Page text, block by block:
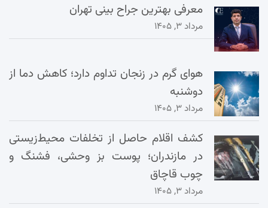
معرفی بهترین جراح بینی تهران
مرداد ۳, ۱۴۰۵
هوای گرم در زنجان تداوم دارد؛ کاهش دما از
دوشنبه
مرداد ۳, ۱۴۰۵
کشف اقلام حاصل از تخلفات محیط‌زیستی
در مازندران؛ پوست بز وحشی، فشنگ و
چوب قاچاق
مرداد ۳, ۱۴۰۵